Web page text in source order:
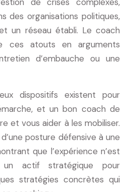
de crises complexes,
des organisations politiques,
un réseau établi. Le coach
ces atouts en arguments
d’embauche ou une
dispositifs existent pour
et un bon coach de
et vous aider à les mobiliser.
posture défensive à une
que l’expérience n’est
actif stratégique pour
stratégies concrètes qui